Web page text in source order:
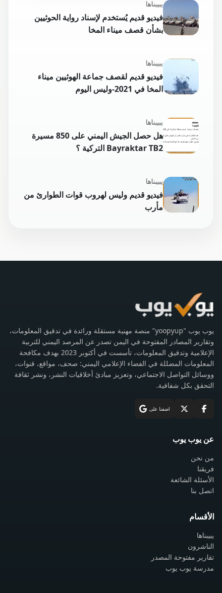
يبيبناها
فيديو قديم يُستخدم لإسناد رواية الحوثيين
بشأن قصف ميناء المخا
يبيبناها
فيديو قديم لقصف جماعة الهوثيين ميناء
المخا في 2021-وليس اليوم
يبيبناها
هل حصل الجيش اليمني على 850 مسيرة
Bayraktar TB2 التركية ؟
يبيبناها
فيديو قديم وليس لهروب قوات الطوارئ من
مأرب
يوب يوب "yoopyup" منصة مهنية مستقلة ورائدة في تدقيق المعلومات،
وتقارير المصادر المفتوحة في اليمن تصدر عن المرصد اليمني للتربية
الإعلامية وتدقيق المعلومات، تأسست في أكتوبر 2023 بهدف مكافحة
المعلومات المضللة في الفضاء الإعلامي اليمني: صحف، مواقع، قنوات،
ووسائل التواصل الاجتماعي، وتعزيز مبادئ أخلاقيات النشر، ونشر ثقافة
التحقق بكل شفافية.
اضفنا على
عن يوب يوب
من نحن
فريقنا
الأسئلة الشائعة
اتصل بنا
الأقسام
يبيبناها
الناشرون
تقارير مفتوحة المصدر
مدرسة يوب يوب